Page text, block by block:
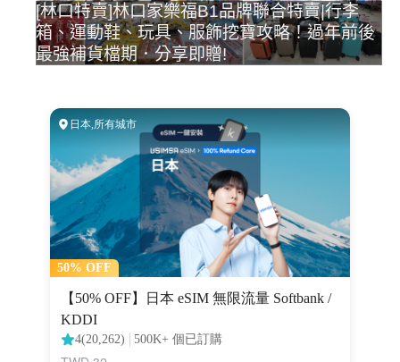
[林口特賣]林口家樂福B1品牌聯合特賣|行李
箱、運動鞋、玩具、服飾挖寶攻略！過年前後
最強補貨檔期．分享即贈!